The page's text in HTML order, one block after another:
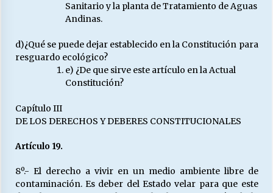
Sanitario y la planta de Tratamiento de Aguas
Andinas.
d)¿Qué se puede dejar establecido en la Constitución para
resguardo ecológico?
e) ¿De que sirve este artículo en la Actual
Constitución?
Capítulo III
DE LOS DERECHOS Y DEBERES CONSTITUCIONALES
Artículo 19.
8º.- El derecho a vivir en un medio ambiente libre de
contaminación. Es deber del Estado velar para que este